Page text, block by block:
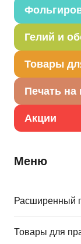
Гелий и
Товары
Печать на
Акции
Меню
Расширенный
Товары для
Описание
Крупная
и громко, а
зелёный,
наполняет
Скромные
мягко
тепла и
делает
мыслями о
сочным,
девушки,
фотозону,
настроением,
позволив
столом. Шары
пастель
Внимание!
от изображения